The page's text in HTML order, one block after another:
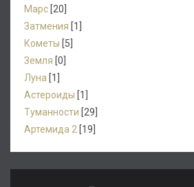
Марс [20]
Затмения [1]
Кометы [5]
Земля [0]
Луна [1]
Астероиды [1]
Туманности [29]
Артемида 2 [19]